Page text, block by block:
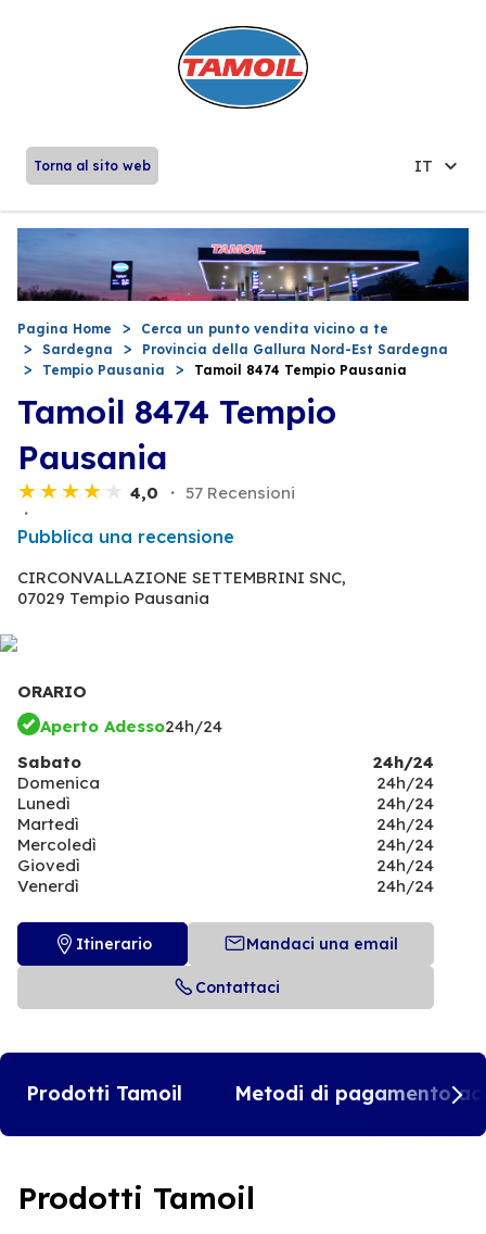
Torna al sito web IT
Pagina Home
Cerca un punto vendita vicino a te
Sardegna
Provincia della Gallura Nord-Est Sardegna
Tempio Pausania
Tamoil 8474 Tempio Pausania
Tamoil 8474 Tempio
Pausania
4,0 57 Recensioni
Pubblica una recensione
CIRCONVALLAZIONE SETTEMBRINI SNC,
07029 Tempio Pausania
ORARIO
Aperto Adesso24h/24
Sabato
24h/24
Domenica
24h/24
Lunedì
24h/24
Martedì
24h/24
Mercoledì
24h/24
Giovedì
24h/24
Venerdì
24h/24
Itinerario Mandaci una email
Contattaci
Prodotti Tamoil Metodi di pagamento
Prodotti Tamoil